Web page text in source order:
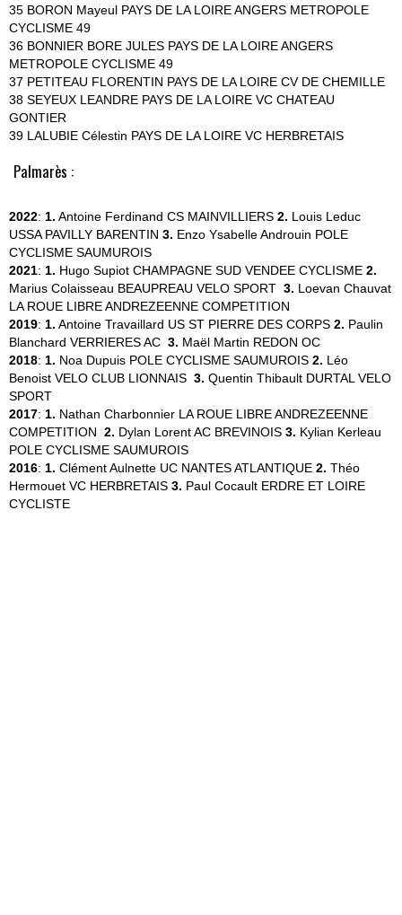
35 BORON Mayeul PAYS DE LA LOIRE ANGERS METROPOLE
CYCLISME 49
36 BONNIER BORE JULES PAYS DE LA LOIRE ANGERS
METROPOLE CYCLISME 49
37 PETITEAU FLORENTIN PAYS DE LA LOIRE CV DE CHEMILLE
38 SEYEUX LEANDRE PAYS DE LA LOIRE VC CHATEAU
GONTIER
39 LALUBIE Célestin PAYS DE LA LOIRE VC HERBRETAIS
Palmarès :
2022: 1. Antoine Ferdinand CS MAINVILLIERS 2. Louis Leduc
USSA PAVILLY BARENTIN 3. Enzo Ysabelle Androuin POLE
CYCLISME SAUMUROIS
2021: 1. Hugo Supiot CHAMPAGNE SUD VENDEE CYCLISME 2.
Marius Colaisseau BEAUPREAU VELO SPORT 3. Loevan Chauvat
LA ROUE LIBRE ANDREZEENNE COMPETITION
2019: 1. Antoine Travaillard US ST PIERRE DES CORPS 2. Paulin
Blanchard VERRIERES AC 3. Maël Martin REDON OC
2018: 1. Noa Dupuis POLE CYCLISME SAUMUROIS 2. Léo
Benoist VELO CLUB LIONNAIS 3. Quentin Thibault DURTAL VELO
SPORT
2017: 1. Nathan Charbonnier LA ROUE LIBRE ANDREZEENNE
COMPETITION 2. Dylan LorentAC BREVINOIS 3. Kylian Kerleau
POLE CYCLISME SAUMUROIS
2016: 1. Clément Aulnette UC NANTES ATLANTIQUE 2. Théo
Hermouet VC HERBRETAIS 3. Paul Cocault ERDRE ET LOIRE
CYCLISTE